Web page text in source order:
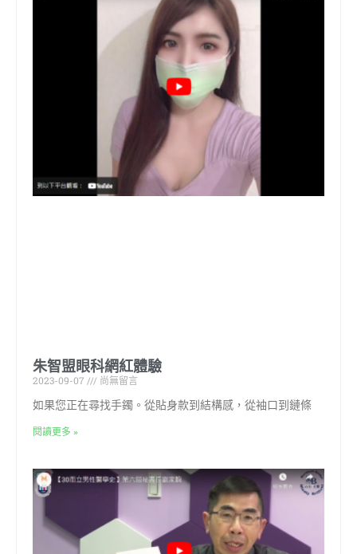
朱智盟眼科網紅體驗
2023-09-07
尚無留言
如果您正在尋找手鐲。從貼身款到結構感，從袖口到鏈條
閱讀更多 »